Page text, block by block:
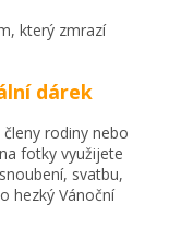
který zmrazí
dárek
rodiny nebo
fotky využijete
svatbu,
hezký Vánoční